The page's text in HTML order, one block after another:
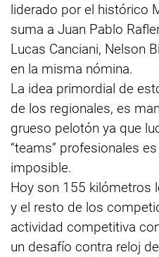
liderado por el histórico
suma a Juan Pablo
Lucas Canciani, Nelson
en la misma nómina.
La idea primordial de
de los regionales, es
grueso pelotón ya que
“teams” profesionales
imposible.
Hoy son 155 kilómetros
y el resto de los
actividad competitiva
un desafío contra reloj